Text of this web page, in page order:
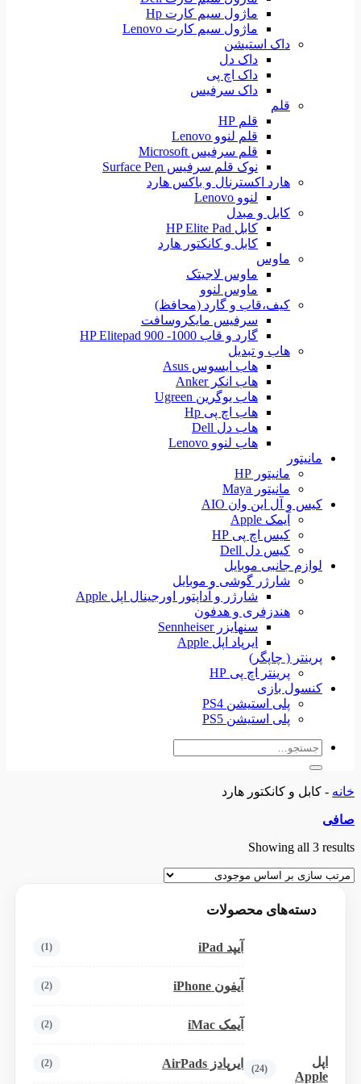
ماژول سیم کارت Hp
ماژول سیم کارت Lenovo
داک استیشن
داک دل
داک اچ پی
داک سرفیس
قلم
قلم HP
قلم لنوو Lenovo
قلم سرفیس Microsoft
نوک قلم سرفیس Surface Pen
هارد اکسترنال و باکس هارد
لنوو Lenovo
کابل و مبدل
کابل HP Elite Pad
کابل و کانکتور هارد
ماوس
ماوس لاجیتک
ماوس لنوو
کیف،قاب و گارد (محافظ)
سرفیس مایکروسافت
گارد و قاب HP Elitepad 900 -1000
هاب و تبدیل
هاب ایسوس Asus
هاب انکر Anker
هاب یوگرین Ugreen
هاب اچ پی Hp
هاب دل Dell
هاب لنوو Lenovo
مانیتور
مانیتور HP
مانیتور Maya
کیس و آل این وان AIO
آیمک Apple
کیس اچ پی HP
کیس دل Dell
لوازم جانبی موبایل
شارژر گوشی و موبایل
شارژر و آداپتور اورجینال اپل Apple
هندزفری و هدفون
سنهایزر Sennheiser
ایرپاد اپل Apple
پرینتر ( چاپگر)
پرینتر اچ پی HP
کنسول بازی
پلی استیشن PS4
پلی استیشن PS5
جستجو
خانه - کابل و کانکتور هارد
صافی
Showing all 3 results
دسته‌های محصولات
اپل
Apple
(24)
آیپد iPad (1)
آیفون iPhone (2)
آیمک iMac (2)
ایرپادز AirPads (2)